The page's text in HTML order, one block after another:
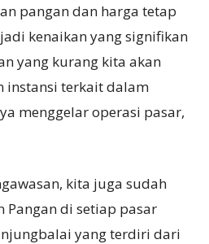
pangan dan harga tetap
kenaikan yang signifikan
yang kurang kita akan
instansi terkait dalam
menggelar operasi pasar,
kita juga sudah
Pangan di setiap pasar
yang terdiri dari